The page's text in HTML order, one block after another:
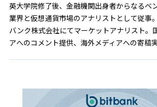
英大学院修了後、金融機関出身者からなるベ
業界と仮想通貨市場のアナリストとして従事
バンク株式会社にてマーケットアナリスト。
アへのコメント提供、海外メディアへの寄稿実